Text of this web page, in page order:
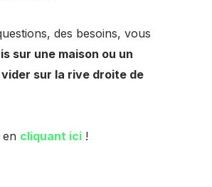
des besoins, vous
sur une maison ou un
sur la rive droite de
cliquant ici !